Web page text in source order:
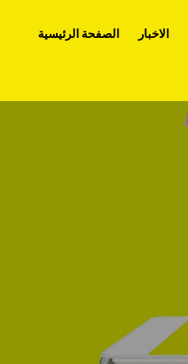
الصفحة الرئيسية الاخبار